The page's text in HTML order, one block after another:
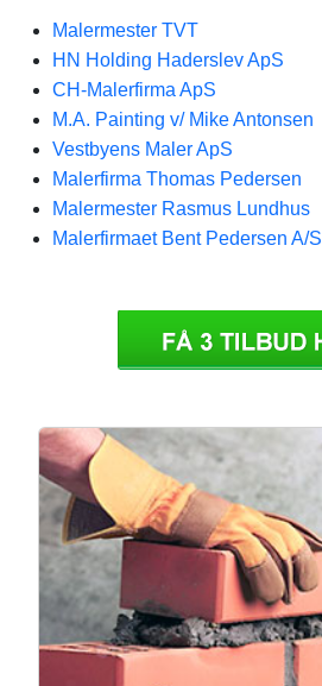
Malermester TVT
HN Holding Haderslev ApS
CH-Malerfirma ApS
M.A. Painting v/ Mike Antonsen
Vestbyens Maler ApS
Malerfirma Thomas Pedersen
Malermester Rasmus Lundhus
Malerfirmaet Bent Pedersen A/S